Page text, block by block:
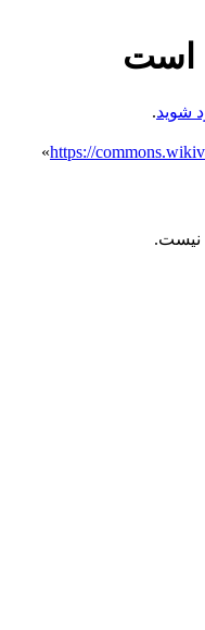
است
شوید.
https://
»
نیست.